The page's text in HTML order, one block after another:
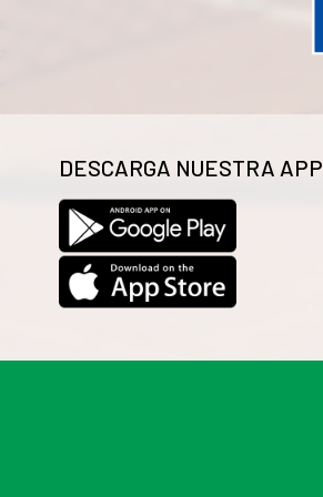
DESCARGA NUESTRA APP